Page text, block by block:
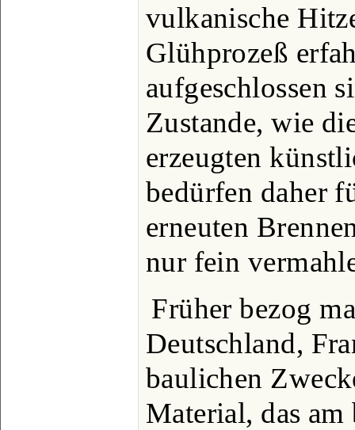
vulkanische
Glühprozeß
aufgeschlossen
Zustande, wie
erzeugten
bedürfen daher
erneuten
nur fein
Früher bezog
Deutschland,
baulichen
Material, das